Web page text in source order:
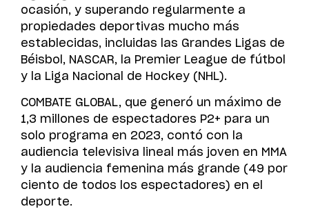
ocasión, y superando regularmente a
propiedades deportivas mucho más
establecidas, incluidas las Grandes Ligas de
Béisbol, NASCAR, la Premier League de fútbol
y la Liga Nacional de Hockey (NHL).
COMBATE GLOBAL, que generó un máximo de
1,3 millones de espectadores P2+ para un
solo programa en 2023, contó con la
audiencia televisiva lineal más joven en MMA
y la audiencia femenina más grande (49 por
ciento de todos los espectadores) en el
deporte.